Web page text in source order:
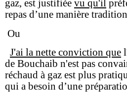
gaz, est justifiée vu qu'il
repas d’une manière
Ou
J'ai la nette conviction que
de Bouchaib n'est pas
réchaud à gaz est plus
qui a besoin d’une